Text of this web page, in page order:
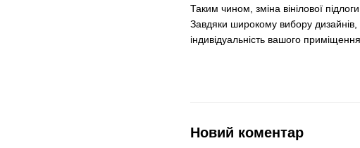
Таким чином, зміна вінілової
Завдяки широкому вибору дизайнів,
індивідуальність вашого
Новий коментар